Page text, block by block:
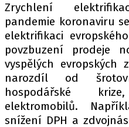
Zrychlení
pandemie koronaviru
elektrifikaci
povzbuzení prodeje
vyspělých evropských
narozdíl od
hospodářské
elektromobilů.
snížení DPH a